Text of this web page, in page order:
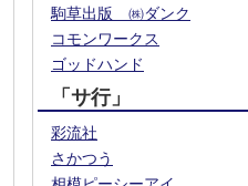
駒草出版 ㈱ダンク
コモンワークス
ゴッドハンド
「サ行」
彩流社
さかつう